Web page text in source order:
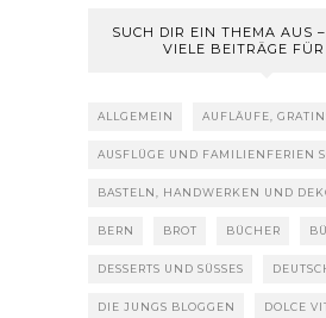
SUCH DIR EIN THEMA AUS
VIELE BEITRÄGE
ALLGEMEIN AUFLÄUFE,
AUSFLÜGE UND FAMILIENFERIEN
BASTELN, HANDWERKEN UND
BERN BROT BÜCHER
DESSERTS UND SÜSSES
DIE JUNGS BLOGGEN DOLCE